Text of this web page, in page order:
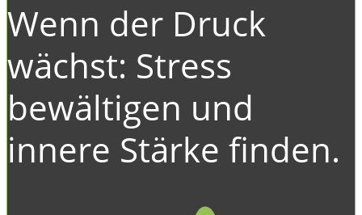
Wenn der Druck
wächst: Stress
bewältigen und
innere Stärke finden.